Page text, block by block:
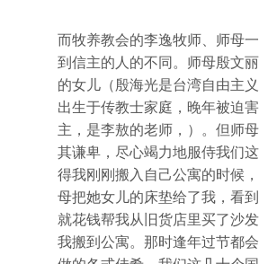
而牧养教会的李逸牧师、师母
到信主的人的不同。师母殷文
的女儿（殷海光是台湾自由主
出生于传教士家庭，晚年被迫
主，是李敖的老师，）。但师
其谦卑，尽心竭力地服侍我们
得我刚刚搬入自己公寓的时候
母把她女儿的床垫给了我，看
就花钱帮我从旧货店里买了沙
我搬到公寓。那时逢年过节都